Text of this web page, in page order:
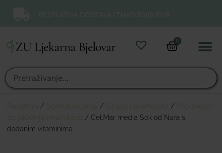
0
/ / /
/ Cel.Mar media Sok od Nara s
dodanim vitaminima